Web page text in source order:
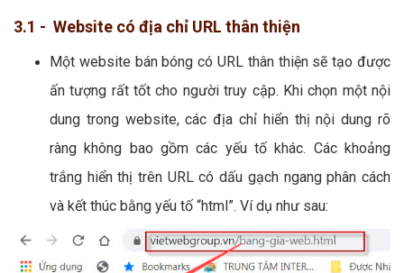
3.1 - Website có địa chỉ URL thân thiện
Một website bán bóng có URL thân thiện sẽ tạo được
ấn tượng rất tốt cho người truy cập. Khi chọn một nội
dung trong website, các địa chỉ hiển thị nội dung rõ
ràng không bao gồm các yếu tố khác. Các khoảng
trắng hiển thị trên URL có dấu gạch ngang phân cách
và kết thúc bằng yếu tố “html”. Ví dụ như sau: